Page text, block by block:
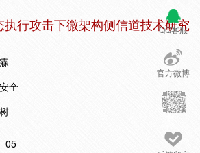
QQ客服
官方微博
执行攻击下微架构侧信道技术研究
全
05